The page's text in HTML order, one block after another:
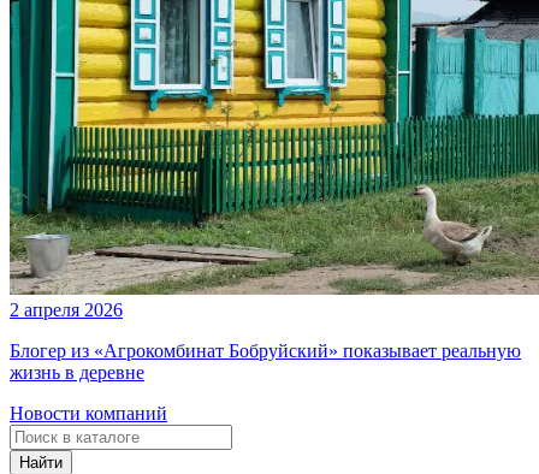
2 апреля 2026
Блогер из «Агрокомбинат Бобруйский» показывает реальную
жизнь в деревне
Новости компаний
Найти